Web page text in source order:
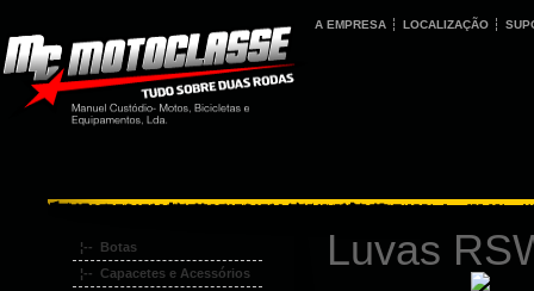
A EMPRESA LOCALIZAÇÃO
¦-- Botas
¦-- Capacetes e Acessórios
Luvas